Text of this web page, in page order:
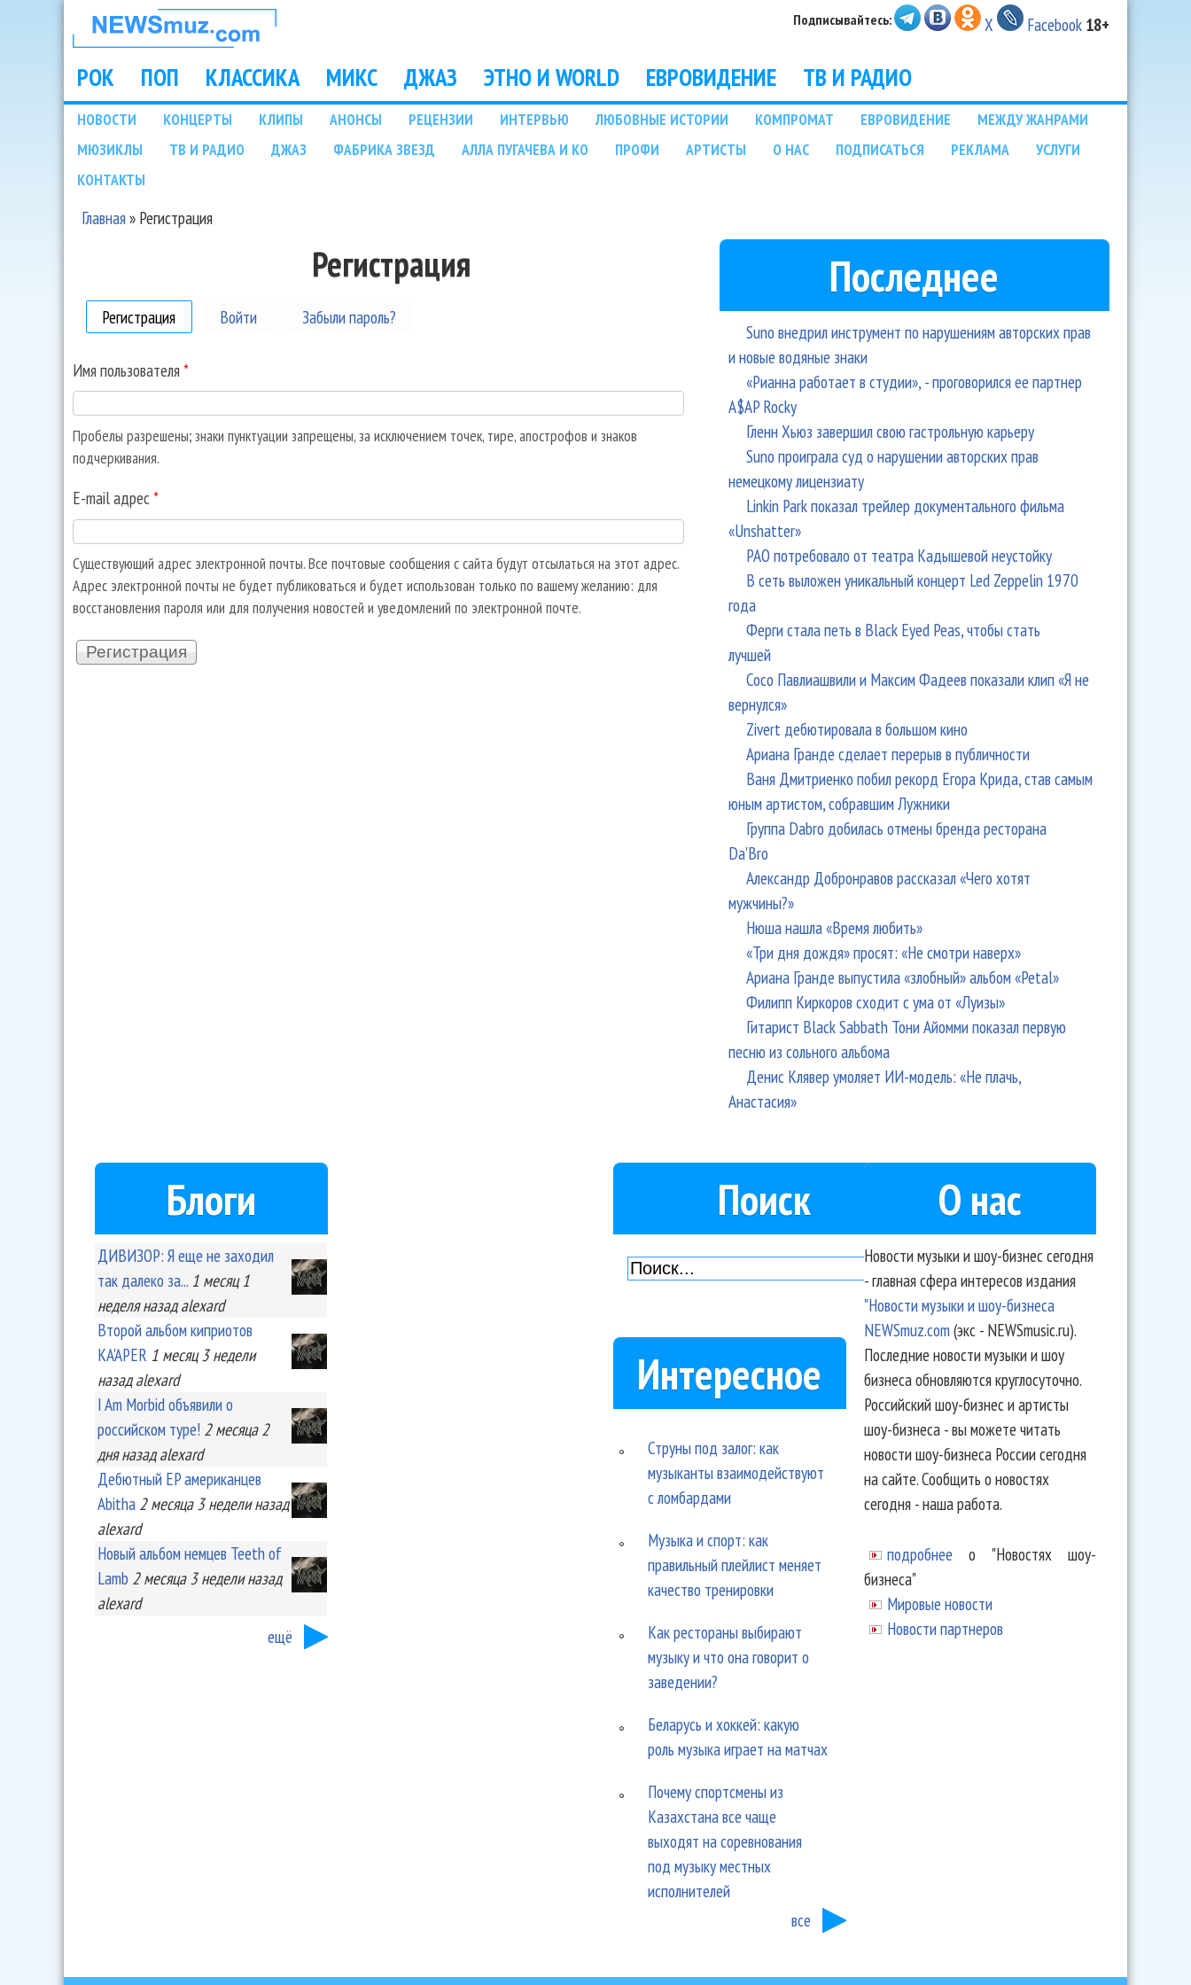
НОВОСТИ
МУЗЫКИ И
ШОУ БИЗНЕСА
NEWSMUZ.COM
Подписывайтесь: X Facebook 18+
Main menu
РОК ПОП КЛАССИКА МИКС ДЖАЗ ЭТНО И WORLD ЕВРОВИДЕНИЕ ТВ И РАДИО
Подразделы
НОВОСТИ КОНЦЕРТЫ КЛИПЫ АНОНСЫ РЕЦЕНЗИИ ИНТЕРВЬЮ ЛЮБОВНЫЕ ИСТОРИИ КОМПРОМАТ ЕВРОВИДЕНИЕ
МЕЖДУ ЖАНРАМИ
МЮЗИКЛЫ
ТВ И РАДИО ДЖАЗ ФАБРИКА ЗВЕЗД АЛЛА ПУГАЧЕВА И КО ПРОФИ АРТИСТЫ О НАС ПОДПИСАТЬСЯ РЕКЛАМА
УСЛУГИ
КОНТАКТЫ
Главная» Регистрация
Регистрация
Регистрация (активная вкладка)
Войти Забыли пароль?
Имя пользователя *
Пробелы разрешены; знаки пунктуации запрещены, за исключением точек, тире, апострофов и знаков
подчеркивания.
E-mail адрес *
Существующий адрес электронной почты. Все почтовые сообщения с сайта будут отсылаться на этот адрес.
Адрес электронной почты не будет публиковаться и будет использован только по вашему желанию: для
восстановления пароля или для получения новостей и уведомлений по электронной почте.
Последнее
Suno внедрил инструмент по нарушениям авторских прав
и новые водяные знаки
«Рианна работает в студии», - проговорился ее партнер
A$AP Rocky
Гленн Хьюз завершил свою гастрольную карьеру
Suno проиграла суд о нарушении авторских прав
немецкому лицензиату
Linkin Park показал трейлер документального фильма
«Unshatter»
РАО потребовало от театра Кадышевой неустойку
В сеть выложен уникальный концерт Led Zeppelin 1970
года
Ферги стала петь в Black Eyed Peas, чтобы стать
лучшей
Сосо Павлиашвили и Максим Фадеев показали клип «Я не
вернулся»
Zivert дебютировала в большом кино
Ариана Гранде сделает перерыв в публичности
Ваня Дмитриенко побил рекорд Егора Крида, став самым
юным артистом, собравшим Лужники
Группа Dabro добилась отмены бренда ресторана
Da'Bro
Александр Добронравов рассказал «Чего хотят
мужчины?»
Нюша нашла «Время любить»
«Три дня дождя» просят: «Не смотри наверх»
Ариана Гранде выпустила «злобный» альбом «Petal»
Филипп Киркоров сходит с ума от «Луизы»
Гитарист Black Sabbath Тони Айомми показал первую
песню из сольного альбома
Денис Клявер умоляет ИИ-модель: «Не плачь,
Анастасия»
Блоги
ДИВИЗОР: Я еще не заходил
так далеко за... 1 месяц 1
неделяназад alexard
Второй альбом киприотов
KA'APER 1 месяц 3 недели
назад alexard
I Am Morbid объявили о
российском туре! 2 месяца 2
дняназад alexard
Дебютный EP американцев
Abitha 2 месяца 3 неделиназад
alexard
Новый альбом немцев Teeth of
Lamb 2 месяца 3 неделиназад
alexard
ещё
Поиск
Интересное
Струны под залог: как
музыканты взаимодействуют
с ломбардами
Музыка и спорт: как
правильный плейлист меняет
качество тренировки
Как рестораны выбирают
музыку и что она говорит о
заведении?
Беларусь и хоккей: какую
роль музыка играет на матчах
Почему спортсмены из
Казахстана все чаще
выходят на соревнования
под музыку местных
исполнителей
все
О нас
Новости музыки и шоу-бизнес сегодня
- главная сфера интересов издания
"Новости музыки и шоу-бизнеса
NEWSmuz.com(экс - NEWSmusic.ru).
Последние новости музыки и шоу
бизнеса обновляются круглосуточно.
Российский шоу-бизнес и артисты
шоу-бизнеса - вы можете читать
новости шоу-бизнеса России сегодня
на сайте. Сообщить о новостях
сегодня - наша работа.
подробнее о "Новостях шоу-
бизнеса"
Мировые новости
Новости партнеров